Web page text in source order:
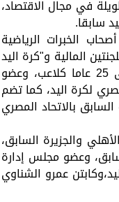
في مجال الاقتصاد،
سابقا.
الخبرات الرياضية
المالية و"كرة اليد
المصغرة" بالاتحاد المصري لكرة اليد، والكابتن أحمد زقزوق صاحب مسيرة تمتد إلى 25 عاما كلاعب، وعضو
لكرة اليد، كما تضم
بالاتحاد المصري
والجزيرة السابق،
وعضو مجلس إدارة
اليد،وكابتن عمرو الشناوي